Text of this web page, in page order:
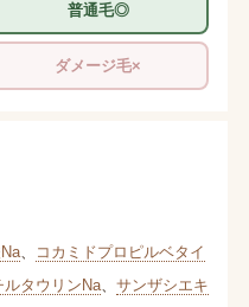
普通毛◎
ダメージ毛×
、
コカミドプロピルベタイ
ルタウリンNa、 サンザシエキ